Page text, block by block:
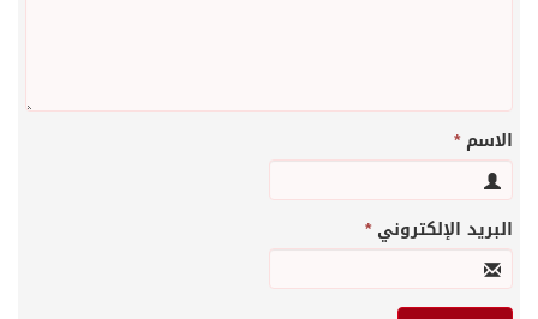
الاسم*
البريد الإلكتروني*